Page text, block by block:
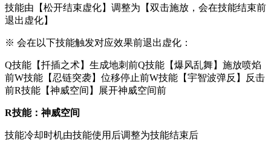
技能由【松开结束虚化】调整为【双击施放，会在技能结束前
退出虚化】
※ 会在以下技能触发对应效果前退出虚化：
Q技能【扦插之术】生成地刺前Q技能【爆风乱舞】施放喷焰
前W技能【忍链突袭】位移停止前W技能【宇智波弹反】反击
前R技能【神威空间】展开神威空间前
R技能：神威空间
技能冷却时机由技能使用后调整为技能结束后